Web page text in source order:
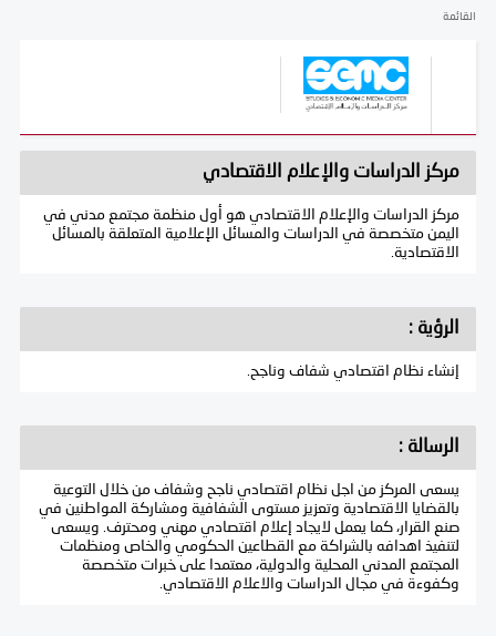
القائمة
مركز الدراسات والإعلام الاقتصادي
مركز الدراسات والإعلام الاقتصادي هو أول منظمة مجتمع مدني في
اليمن متخصصة في الدراسات والمسائل الإعلامية المتعلقة بالمسائل
الاقتصادية.
الرؤية :
إنشاء نظام اقتصادي شفاف وناجح.
الرسالة :
يسعى المركز من اجل نظام اقتصادي ناجح وشفاف من خلال التوعية
بالقضايا الاقتصادية وتعزيز مستوى الشفافية ومشاركة المواطنين في
صنع القرار، كما يعمل لايجاد إعلام اقتصادي مهني ومحترف. ويسعى
لتنفيذ اهدافه بالشراكة مع القطاعين الحكومي والخاص ومنظمات
المجتمع المدني المحلية والدولية، معتمدا على خبرات متخصصة
وكفوءة في مجال الدراسات والاعلام الاقتصادي.